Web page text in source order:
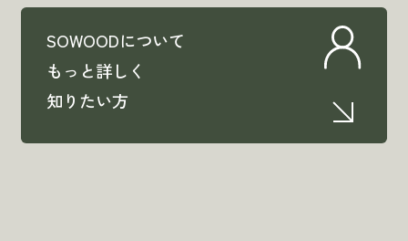
SOWOODについて
もっと詳しく
知りたい方